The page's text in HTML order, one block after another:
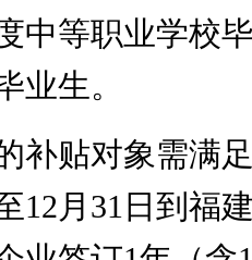
中等职业学校
业生。
贴对象需满足
12月31日到福